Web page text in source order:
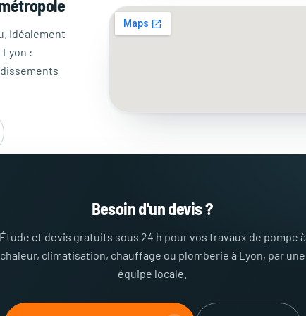
Idéalement
:
Besoin d'un devis ?
Étude et devis gratuits sous 24 h pour vos travaux de pompe à
chaleur, climatisation, chauffage ou plomberie à Lyon, par une
équipe locale.